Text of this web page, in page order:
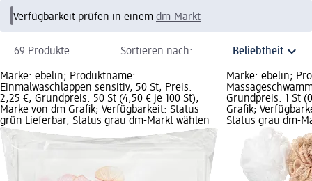
Verfügbarkeit prüfen in einem dm-Markt
69 Produkte Sortieren nach:
Marke: ebelin; Produktname:
Einmalwaschlappen sensitiv, 50 St; Preis:
2,25 €; Grundpreis: 50 St (4,50 € je 100 St);
Marke von dm Grafik; Verfügbarkeit: Status
grün Lieferbar, Status grau dm-Markt wählen
Marke: ebelin;
Grundpreis: 1 St
Grafik;
Status grau dm-